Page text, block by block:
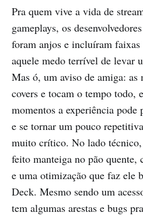
Pra quem vive a vida de
gameplays, os
foram anjos e incluíram
aquele medo terrível de levar
Mas ó, um aviso de amiga: as
covers e tocam o tempo todo,
momentos a experiência pode
e se tornar um pouco
muito crítico. No lado
feito manteiga no pão quente,
e uma otimização que faz ele
Deck. Mesmo sendo um
tem algumas arestas e bugs